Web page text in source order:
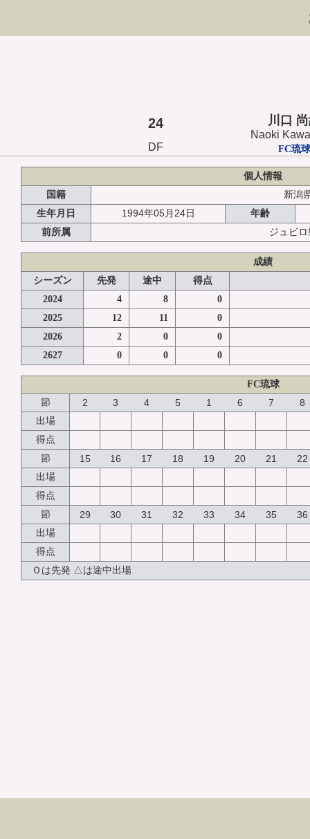
24 川口
Naoki
DF
FC琉球
個人情報
国籍
新潟
生年月日
1994年05月24日
年齢
前所属
ジュビロ
成績
シーズン
先発 途中
得点
2024
4 8
0
2025
12 11
0
2026
2 0
0
2627
0 0 0
FC琉球
節
2 3 4 5 1 6 7 8
出場
得点
節
15 16 17 18 19 20 21 22
出場
得点
節
29 30 31 32 33 34 35 36
出場
得点
Ｏは先発 △は途中出場